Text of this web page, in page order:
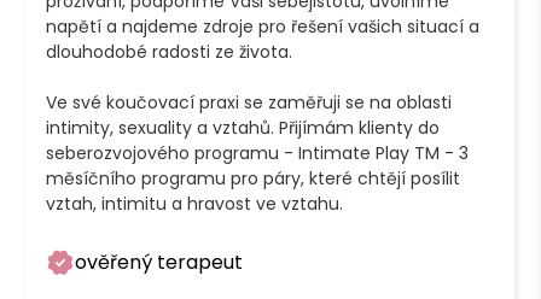
napětí a najdeme zdroje pro řešení vašich situací a
dlouhodobé radosti ze života.
Ve své koučovací praxi se zaměřuji se na oblasti
intimity, sexuality a vztahů. Přijímám klienty do
seberozvojového programu - Intimate Play TM - 3
měsíčního programu pro páry, které chtějí posílit
vztah, intimitu a hravost ve vztahu.
ověřený terapeut